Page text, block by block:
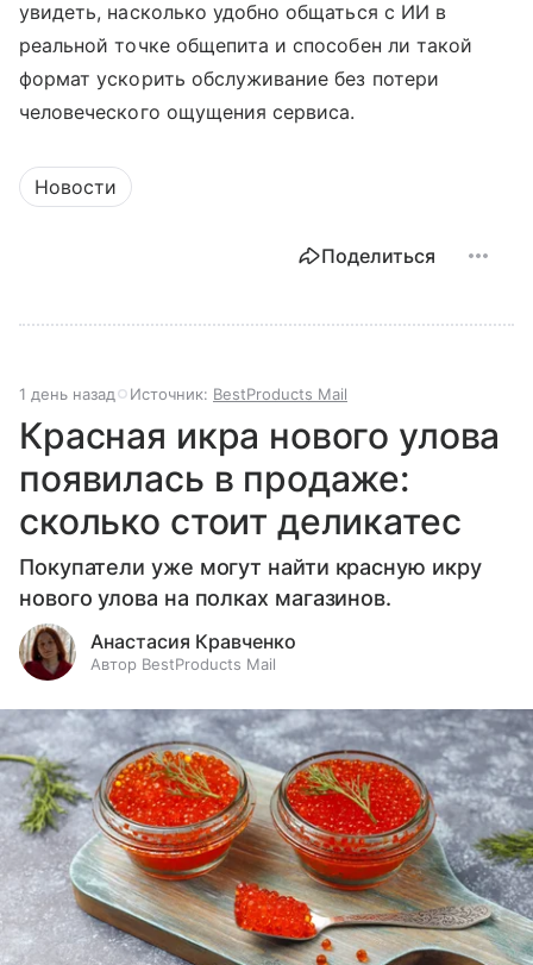
увидеть, насколько удобно общаться с ИИ в
реальной точке общепита и способен ли такой
формат ускорить обслуживание без потери
человеческого ощущения сервиса.
Новости
Поделиться
1 день назад Источник: BestProducts Mail
Красная икра нового улова
появилась в продаже:
сколько стоит деликатес
Покупатели уже могут найти красную икру
нового улова на полках магазинов.
Анастасия Кравченко
Автор BestProducts Mail